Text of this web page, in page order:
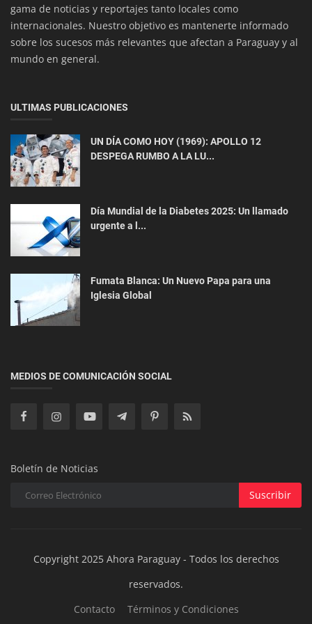
ACTUALIDAD
la Lucha contra la Obsolescencia
un Incendio en San Lore...
gama de noticias y reportajes tanto locales como
internacionales. Nuestro objetivo es mantenerte informado
sobre los sucesos más relevantes que afectan a Paraguay y al
mundo en general.
ULTIMAS PUBLICACIONES
UN DÍA COMO HOY (1969): APOLLO 12
DESPEGA RUMBO A LA LU...
Día Mundial de la Diabetes 2025: Un llamado
urgente a l...
Fumata Blanca: Un Nuevo Papa para una
Iglesia Global
MEDIOS DE COMUNICACIÓN SOCIAL
Boletín de Noticias
Suscribir
Copyright 2025 Ahora Paraguay - Todos los derechos
reservados.
Contacto
Términos y Condiciones